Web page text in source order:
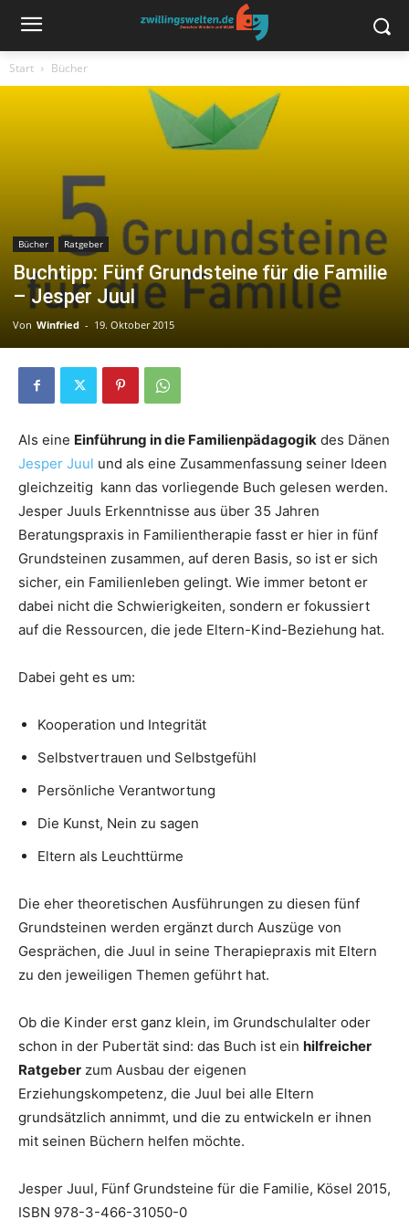
Start Bücher
Bücher Ratgeber
Buchtipp: Fünf Grundsteine für die Familie
– Jesper Juul
Von Winfried - 19. Oktober 2015
Als eine Einführung in die Familienpädagogik des Dänen
Jesper Juul und als eine Zusammenfassung seiner Ideen
gleichzeitig kann das vorliegende Buch gelesen werden.
Jesper Juuls Erkenntnisse aus über 35 Jahren
Beratungspraxis in Familientherapie fasst er hier in fünf
Grundsteinen zusammen, auf deren Basis, so ist er sich
sicher, ein Familienleben gelingt. Wie immer betont er
dabei nicht die Schwierigkeiten, sondern er fokussiert
auf die Ressourcen, die jede Eltern-Kind-Beziehung hat.
Dabei geht es um:
Kooperation und Integrität
Selbstvertrauen und Selbstgefühl
Persönliche Verantwortung
Die Kunst, Nein zu sagen
Eltern als Leuchttürme
Die eher theoretischen Ausführungen zu diesen fünf
Grundsteinen werden ergänzt durch Auszüge von
Gesprächen, die Juul in seine Therapiepraxis mit Eltern
zu den jeweiligen Themen geführt hat.
Ob die Kinder erst ganz klein, im Grundschulalter oder
schon in der Pubertät sind: das Buch ist ein hilfreicher
Ratgeber zum Ausbau der eigenen
Erziehungskompetenz, die Juul bei alle Eltern
grundsätzlich annimmt, und die zu entwickeln er ihnen
mit seinen Büchern helfen möchte.
Jesper Juul, Fünf Grundsteine für die Familie, Kösel 2015,
ISBN 978-3-466-31050-0